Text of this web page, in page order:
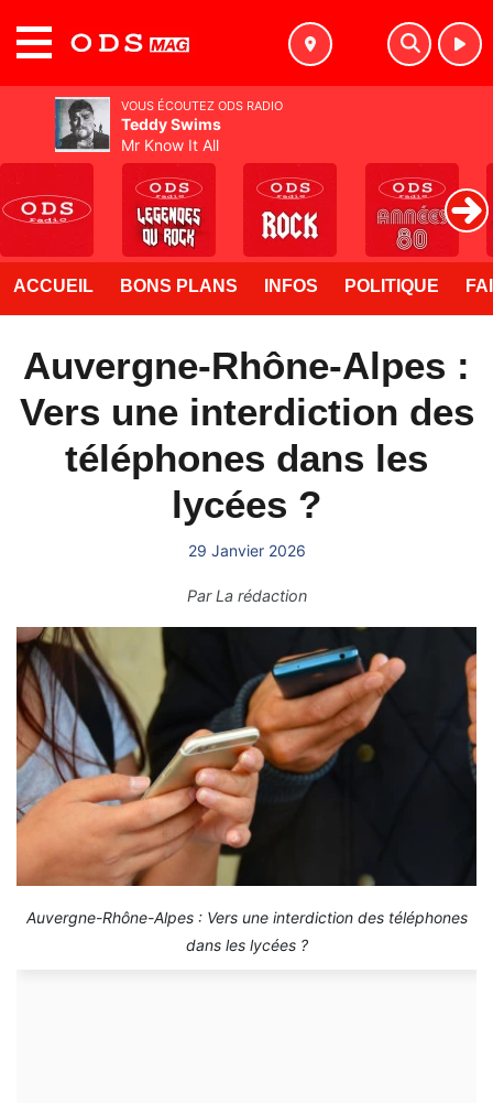
ACCUEIL BONS PLANS INFOS POLITIQUE
Auvergne-Rhône-Alpes :
Vers une interdiction des
téléphones dans les
lycées ?
29 Janvier 2026
ParLa rédaction
Auvergne-Rhône-Alpes : Vers une interdiction des téléphones
dans les lycées ?
VOUS ÉCOUTEZ ODS RADIO
Teddy Swims
Mr Know It All